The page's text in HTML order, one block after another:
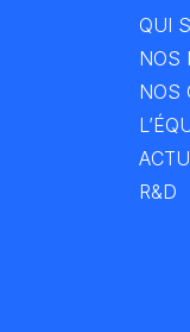
QUI
NOS
NOS
R&D